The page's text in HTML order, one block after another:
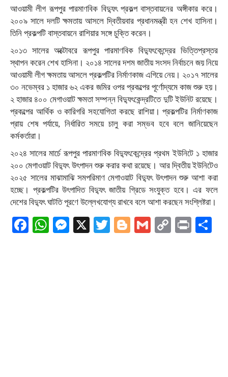
আওয়ামী লীগ রূপপুর পারমাণবিক বিদ্যুৎ প্রকল্প বাস্তবায়নের অঙ্গীকার করে।
২০০৯ সালে দলটি ক্ষমতায় আসলে দ্বিতীয়বার প্রধানমন্ত্রী হন শেখ হাসিনা।
তিনি প্রকল্পটি বাস্তবায়নে রাশিয়ার সঙ্গে চুক্তি করেন।
২০১৩ সালের অক্টোবরে রূপপুর পারমাণবিক বিদ্যুৎকেন্দ্রের ভিত্তিপ্রস্তর
স্থাপন করেন শেখ হাসিনা। ২০১৪ সালের দশম জাতীয় সংসদ নির্বাচনে জয় নিয়ে
আওয়ামী লীগ ক্ষমতায় আসলে প্রকল্পটির নির্মাণকাজ এগিয়ে নেয়। ২০১৭ সালের
৩০ নভেম্বর ১ হাজার ৬২ একর জমির ওপর প্রকল্পের পূর্ণোদ্যমে কাজ শুরু হয়।
২ হাজার ৪০০ মেগাওয়াট ক্ষমতা সম্পন্ন বিদ্যুৎকেন্দ্রটিতে দুটি ইউনিট রয়েছে।
প্রকল্পের আর্থিক ও কারিগরি সহযোগিতা করছে রাশিয়া। প্রকল্পটির নির্মাণকাজ
প্রায় শেষ পর্যায়ে, নির্ধারিত সময়ে চালু করা সম্ভব হবে বলে জানিয়েছেন
কর্মকর্তারা।
২০২৪ সালের মার্চে রূপপুর পারমাণবিক বিদ্যুৎকেন্দ্রের প্রথম ইউনিটে ১ হাজার
২০০ মেগাওয়াট বিদ্যুৎ উৎপাদন শুরু করার কথা রয়েছে। আর দ্বিতীয় ইউনিটেও
২০২৫ সালের মাঝামাঝি সমপরিমাণ মেগাওয়াট বিদ্যুৎ উৎপাদন শুরু আশা করা
হচ্ছে। প্রকল্পটির উৎপাদিত বিদ্যুৎ জাতীয় গ্রিডে সংযুক্ত হবে। এর ফলে
দেশের বিদ্যুৎ ঘাটতি পূরণে উল্লেখযোগ্য রাখবে বলে আশা করছেন সংশ্লিষ্টরা।
Facebook
WhatsApp
Messenger
X TwitterBlogger
GmailCopyPrint